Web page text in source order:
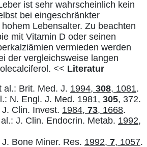
ist sehr wahrscheinlich kein
bei eingeschränkter
Lebensalter. Zu beachten
mit Vitamin D oder seinen
vermieden werden
der vergleichsweise langen
<< Literatur
al.: Brit. Med. J. 1994, 308, 1081.
N. Engl. J. Med. 1981, 305, 372.
Clin. Invest. 1984, 73, 1668.
J. Clin. Endocrin. Metab. 1992,
Bone Miner. Res. 1992, 7, 1057.